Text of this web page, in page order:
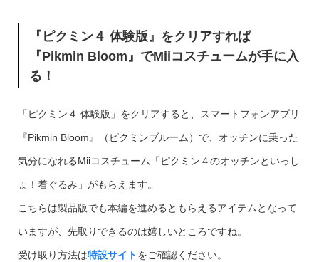
『ピクミン４ 体験版』をクリアすれば
『Pikmin Bloom』でMiiコスチュームが手に入
る！
「ピクミン４ 体験版」をクリアすると、スマートフォンアプリ
『Pikmin Bloom』（ピクミンブルーム）で、オッチンに乗った
気分になれるMiiコスチューム「ピクミン４のオッチンといっし
ょ！着ぐるみ」がもらえます。
こちらは製品版でも本編を進めるともらえるアイテムとなって
いますが、先取りできるのは嬉しいところですね。
受け取り方法は特設サイトをご確認ください。